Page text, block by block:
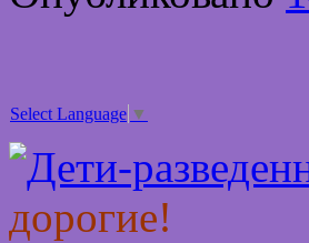
Select Language ▼
дорогие!